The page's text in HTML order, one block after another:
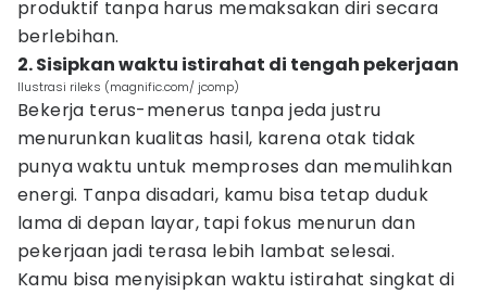
produktif tanpa harus memaksakan diri secara
berlebihan.
2. Sisipkan waktu istirahat di tengah pekerjaan
Ilustrasi rileks (magnific.com/ jcomp)
Bekerja terus-menerus tanpa jeda justru
menurunkan kualitas hasil, karena otak tidak
punya waktu untuk memproses dan memulihkan
energi. Tanpa disadari, kamu bisa tetap duduk
lama di depan layar, tapi fokus menurun dan
pekerjaan jadi terasa lebih lambat selesai.
Kamu bisa menyisipkan waktu istirahat singkat di